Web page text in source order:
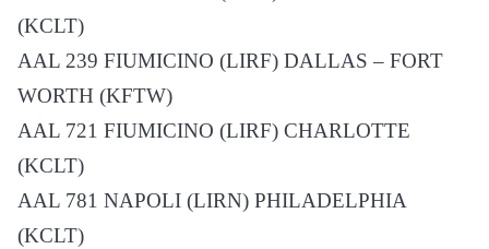
(KCLT)
AAL 239 FIUMICINO (LIRF) DALLAS – FORT
WORTH (KFTW)
AAL 721 FIUMICINO (LIRF) CHARLOTTE
(KCLT)
AAL 781 NAPOLI (LIRN) PHILADELPHIA
(KCLT)